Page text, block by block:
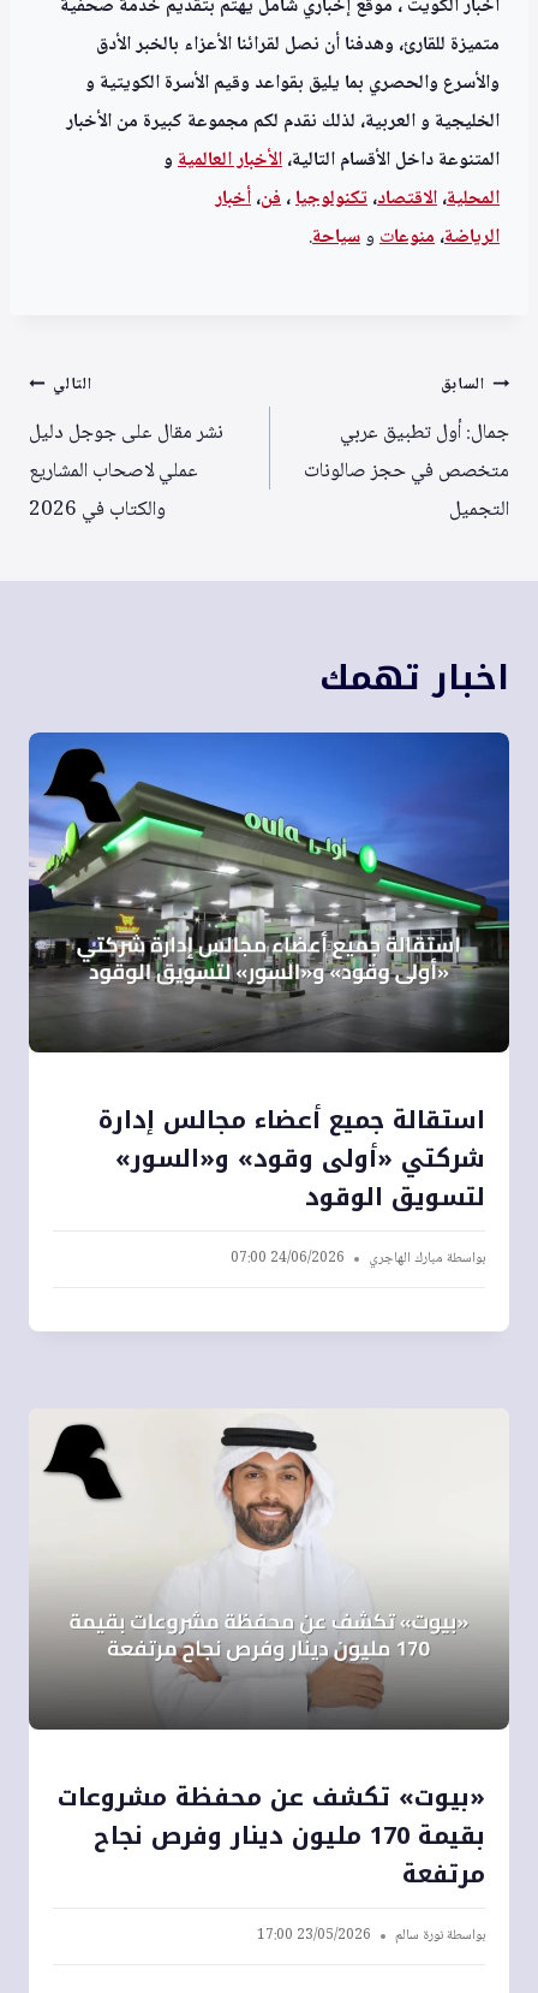
متميزة للقارئ، وهدفنا أن نصل لقرائنا الأعزاء بالخبر الأدق
والأسرع والحصري بما يليق بقواعد وقيم الأسرة الكويتية و
الخليجية و العربية، لذلك نقدم لكم مجموعة كبيرة من الأخبار
المتنوعة داخل الأقسام التالية،الأخبار العالميةو
المحلية،الاقتصاد،تكنولوجيا،فن،أخبار
الرياضة،منوعاتوسياحة.
تصفّح
المقالات
السابق
جمال: أول تطبيق عربي
متخصص في حجز صالونات
التجميل
التالي
نشر مقال على جوجل دليل
عملي لاصحاب المشاريع
والكتاب في 2026
اخبار تهمك
استقالة جميع أعضاء مجالس إدارة
شركتي «أولى وقود» و«السور»
لتسويق الوقود
بواسطةمبارك الهاجري 24/06/2026 07:00
«بيوت» تكشف عن محفظة مشروعات
بقيمة 170 مليون دينار وفرص نجاح
مرتفعة
بواسطةنورة سالم 23/05/2026 17:00